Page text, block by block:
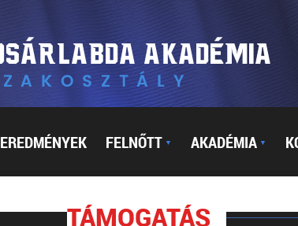
EREDMÉNYEK FELNŐTT ▼ AKADÉMIA ▼
TÁMOGATÁS